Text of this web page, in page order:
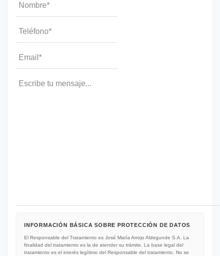
Teléfono*
INFORMACIÓN BÁSICA SOBRE PROTECCIÓN DE DATOS
El Responsable del Tratamiento es José María Arrojo Aldegunde S.A. La
finalidad del tratamiento es la de atender su trámite. La base legal del
tratamiento es el interés legítimo del Responsable del tratamiento. No se